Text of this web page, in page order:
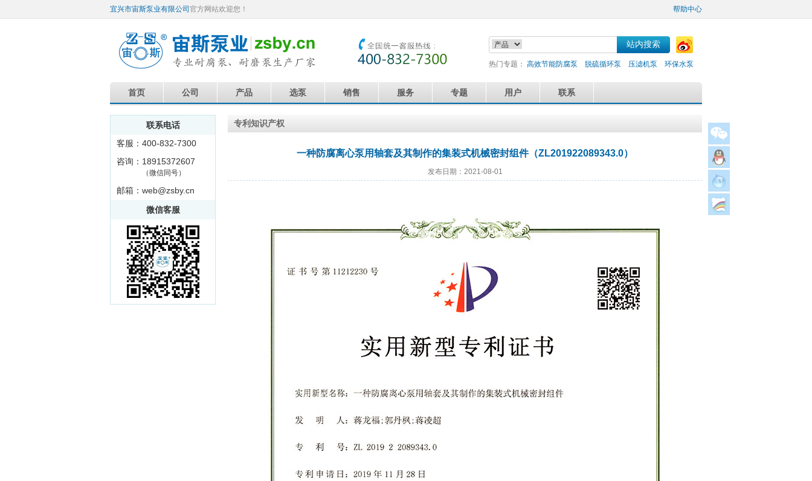
宜兴市宙斯泵业有限公司 官方网站欢迎您！ 帮助中心
热门专题： 高效节能防腐泵 脱硫循环泵 压滤机泵 环保水泵
首页 公司 产品 选泵 销售 服务 专题 用户 联系
联系电话
客服：400-832-7300
咨询：18915372607
（微信同号）
邮箱：web@zsby.cn
微信客服
专利知识产权
一种防腐离心泵用轴套及其制作的集装式机械密封组件（ZL201922089343.0）
发布日期：2021-08-01